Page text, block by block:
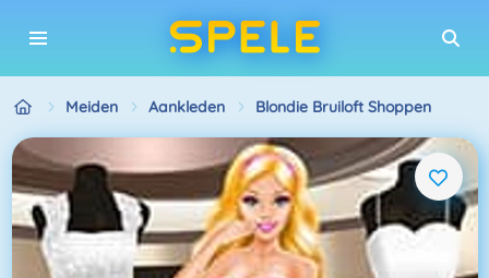
Meiden Aankleden Blondie Bruiloft Shoppen